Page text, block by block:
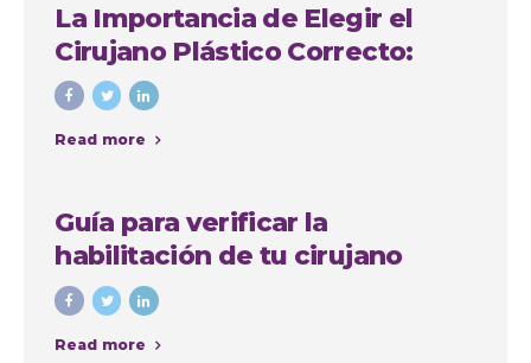
La Importancia de Elegir el
Cirujano Plástico Correcto:
Caso de Sindy Jhovana
Read more
Guía para verificar la
habilitación de tu cirujano
plástico en Antioquia
Read more